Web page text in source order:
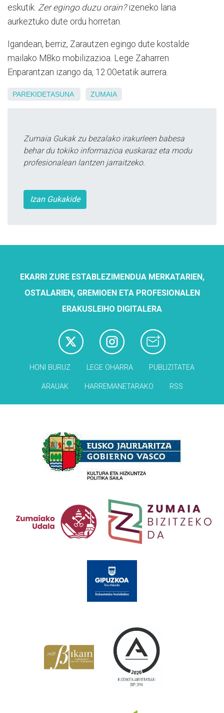
eskutik. Zer egingo duzu orain?izeneko lana
aurkeztuko dute ordu horretan.
Igandean, berriz, Zarautzen egingo dute kostalde
mailako M8ko mobilizazioa. Lege Zaharren
Enparantzan izango da, 12:00etatik aurrera.
PAREKIDETASUNA ZUMAIA
Zumaia Gukak zu bezalako irakurleen babesa
behar du tokiko informazioa euskaraz eta modu
profesionalean lantzen jarraitzeko.
Izan Gukakide
EKARRI ZURE ESTABLEZIMENDUA MERKATARIEN,
OSTALARIEN, GREMIOEN ETA PROFESIONALEN
ERAKUSLEIHO DIGITALERA
HONI BURUZ LEGE OHARRA PUBLIZITATEA
ARAUAK HARREMANETARAKO RSS